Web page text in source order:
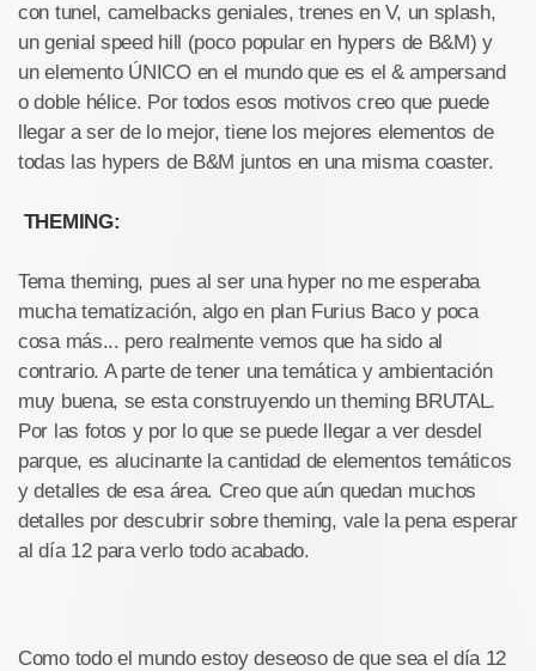
con tunel, camelbacks geniales, trenes en V, un splash,
un genial speed hill (poco popular en hypers de B&M) y
un elemento ÚNICO en el mundo que es el & ampersand
o doble hélice. Por todos esos motivos creo que puede
llegar a ser de lo mejor, tiene los mejores elementos de
todas las hypers de B&M juntos en una misma coaster.
THEMING:
Tema theming, pues al ser una hyper no me esperaba
mucha tematización, algo en plan Furius Baco y poca
cosa más... pero realmente vemos que ha sido al
contrario. A parte de tener una temática y ambientación
muy buena, se esta construyendo un theming BRUTAL.
Por las fotos y por lo que se puede llegar a ver desdel
parque, es alucinante la cantidad de elementos temáticos
y detalles de esa área. Creo que aún quedan muchos
detalles por descubrir sobre theming, vale la pena esperar
al día 12 para verlo todo acabado.
Como todo el mundo estoy deseoso de que sea el día 12